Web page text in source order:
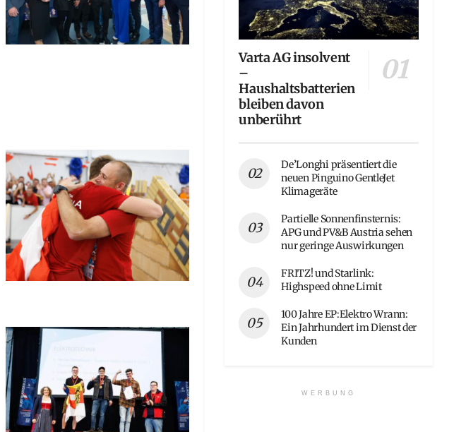
Varta AG insolvent
–
Haushaltsbatterien
bleiben davon
unberührt
De’Longhi präsentiert die
neuen Pinguino GentleJet
Klimageräte
Partielle Sonnenfinsternis:
APG und PV&B Austria sehen
nur geringe Auswirkungen
FRITZ! und Starlink:
Highspeed ohne Limit
100 Jahre EP:Elektro Wrann:
Ein Jahrhundert im Dienst der
Kunden
WERBUNG